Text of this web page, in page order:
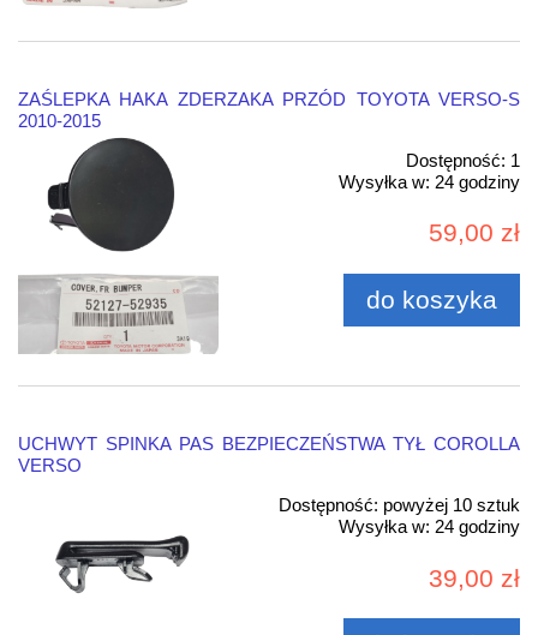
ZAŚLEPKA HAKA ZDERZAKA PRZÓD TOYOTA VERSO-S
2010-2015
Dostępność: 1
Wysyłka w: 24 godziny
59,00 zł
do koszyka
UCHWYT SPINKA PAS BEZPIECZEŃSTWA TYŁ COROLLA
VERSO
Dostępność: powyżej 10 sztuk
Wysyłka w: 24 godziny
39,00 zł